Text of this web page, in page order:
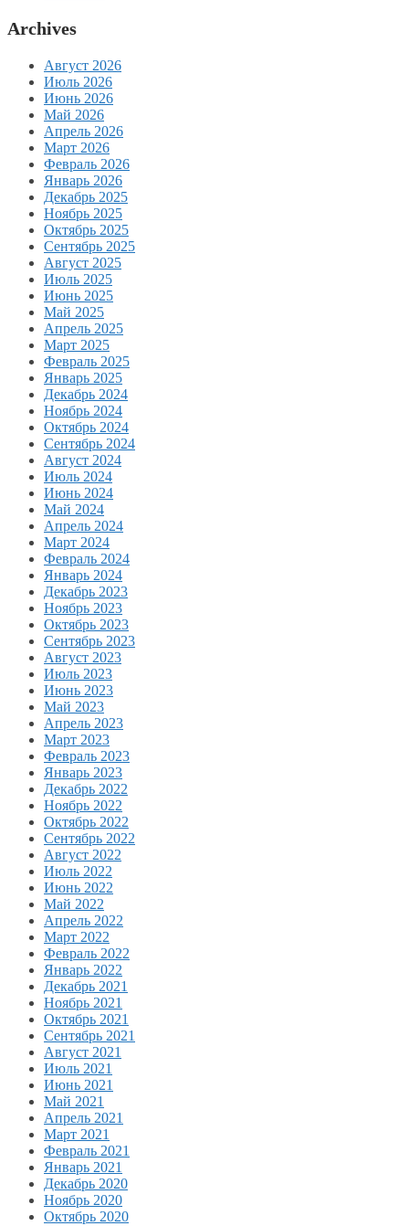
Archives
Август 2026
Июль 2026
Июнь 2026
Май 2026
Апрель 2026
Март 2026
Февраль 2026
Январь 2026
Декабрь 2025
Ноябрь 2025
Октябрь 2025
Сентябрь 2025
Август 2025
Июль 2025
Июнь 2025
Май 2025
Апрель 2025
Март 2025
Февраль 2025
Январь 2025
Декабрь 2024
Ноябрь 2024
Октябрь 2024
Сентябрь 2024
Август 2024
Июль 2024
Июнь 2024
Май 2024
Апрель 2024
Март 2024
Февраль 2024
Январь 2024
Декабрь 2023
Ноябрь 2023
Октябрь 2023
Сентябрь 2023
Август 2023
Июль 2023
Июнь 2023
Май 2023
Апрель 2023
Март 2023
Февраль 2023
Январь 2023
Декабрь 2022
Ноябрь 2022
Октябрь 2022
Сентябрь 2022
Август 2022
Июль 2022
Июнь 2022
Май 2022
Апрель 2022
Март 2022
Февраль 2022
Январь 2022
Декабрь 2021
Ноябрь 2021
Октябрь 2021
Сентябрь 2021
Август 2021
Июль 2021
Июнь 2021
Май 2021
Апрель 2021
Март 2021
Февраль 2021
Январь 2021
Декабрь 2020
Ноябрь 2020
Октябрь 2020